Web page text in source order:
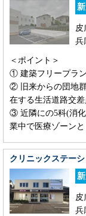
兵
＜ポイント＞
① 建築フリープラ
② 旧来からの団地
在する生活道路交
③ 近隣にの5科(消
業中で医療ゾーンと
クリニックステー
兵